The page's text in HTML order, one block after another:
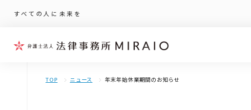
すべての人に未来を
TOP ニュース 年末年始休業期間のお知らせ